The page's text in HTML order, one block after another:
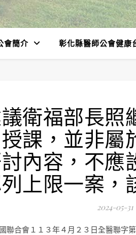
會簡介 彰化縣醫師公會健康
衛福部長照
課，並非屬
內容，不應
上限一案，
2024-05-31
聯合會１１３年４月２３日全醫聯字